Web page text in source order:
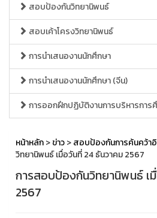
สอบป้องกันวิทยานิพนธ์
สอบเค้าโครงวิทยานิพนธ์
การนำเสนองานนักศึกษา
การนำเสนองานนักศึกษา (จีน)
การออกฝึกปฏิบัติงานการบริหารการ
หน้าหลัก>ข่าว>สอบป้องกันการค้นคว้า
วิทยานิพนธ์ เมื่อวันที่ 24 ธันวาคม 2567
การสอบป้องกันวิทยานิพนธ์ เ
2567